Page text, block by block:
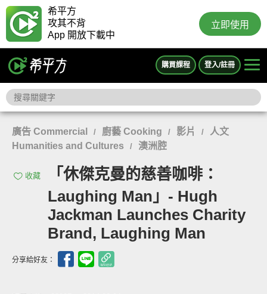
希平方
攻其不背
App 開放下載中
立即使用
購買課程 登入/註冊
廣告 Commercial / 廚藝 Cooking / 影片 /
人文
Humanities and Cultures
/ 澳洲腔
收藏
「休傑克曼的慈善咖啡：
Laughing Man」- Hugh
Jackman Launches Charity
Brand, Laughing Man
分享給好友：